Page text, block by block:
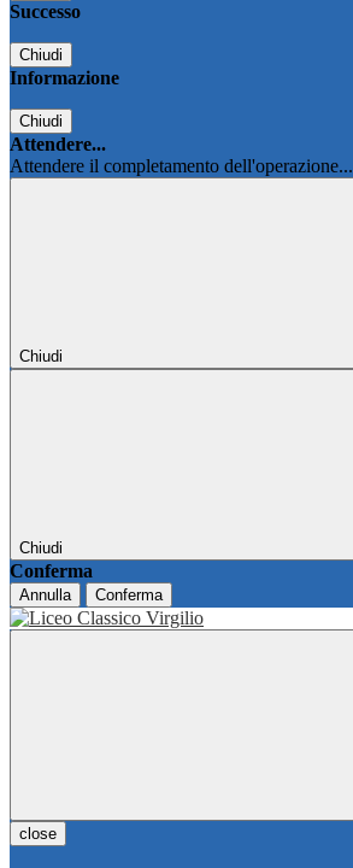
Successo
Chiudi
Informazione
Chiudi
Attendere...
Attendere il completamento dell'operazione...
Chiudi
Chiudi
Conferma
Annulla Conferma
close